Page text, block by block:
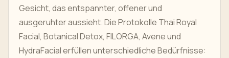
Gesicht, das entspannter, offener und
ausgeruhter aussieht. Die Protokolle Thai Royal
Facial, Botanical Detox, FILORGA, Avene und
HydraFacial erfüllen unterschiedliche Bedürfnisse: